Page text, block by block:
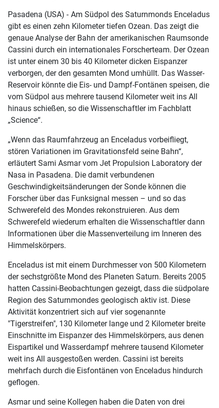
Pasadena (USA) - Am Südpol des Saturnmonds Enceladus
gibt es einen zehn Kilometer tiefen Ozean. Das zeigt die
genaue Analyse der Bahn der amerikanischen Raumsonde
Cassini durch ein internationales Forscherteam. Der Ozean
ist unter einem 30 bis 40 Kilometer dicken Eispanzer
verborgen, der den gesamten Mond umhüllt. Das Wasser-
Reservoir könnte die Eis- und Dampf-Fontänen speisen, die
vom Südpol aus mehrere tausend Kilometer weit ins All
hinaus schießen, so die Wissenschaftler im Fachblatt
„Science“.
„Wenn das Raumfahrzeug an Enceladus vorbeifliegt,
stören Variationen im Gravitationsfeld seine Bahn“,
erläutert Sami Asmar vom Jet Propulsion Laboratory der
Nasa in Pasadena. Die damit verbundenen
Geschwindigkeitsänderungen der Sonde können die
Forscher über das Funksignal messen – und so das
Schwerefeld des Mondes rekonstruieren. Aus dem
Schwerefeld wiederum erhalten die Wissenschaftler dann
Informationen über die Massenverteilung im Inneren des
Himmelskörpers.
Enceladus ist mit einem Durchmesser von 500 Kilometern
der sechstgrößte Mond des Planeten Saturn. Bereits 2005
hatten Cassini-Beobachtungen gezeigt, dass die südpolare
Region des Saturnmondes geologisch aktiv ist. Diese
Aktivität konzentriert sich auf vier sogenannte
"Tigerstreifen", 130 Kilometer lange und 2 Kilometer breite
Einschnitte im Eispanzer des Himmelskörpers, aus denen
Eispartikel und Wasserdampf mehrere tausend Kilometer
weit ins All ausgestoßen werden. Cassini ist bereits
mehrfach durch die Eisfontänen von Enceladus hindurch
geflogen.
Asmar und seine Kollegen haben die Daten von drei